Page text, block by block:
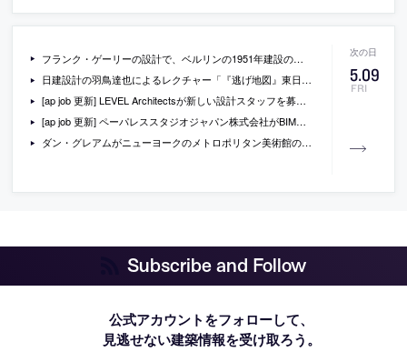
5.09
FRI
フランク・ゲーリーの設計で、ベルリンの1951年建設の建物内に作られる、バレンボイム・サイード音楽アカデミーの新しい音楽ホールの模型写真
日建設計の羽鳥達也によるレクチャー「『逃げ地図』東日本大震災をきっかけに開発され、Hondaのナビアプリにも搭載された地図とそのアイデアについて」の動画
[ap job 更新] LEVEL Architectsが新しい設計スタッフを募集中
[ap job 更新] ペーパレススタジオジャパン株式会社がBIMに関わる様々なスタッフを募集中
ダン・グレアムがニューヨークのメトロポリタン美術館の屋上で行っているインスタレーション作品の写真
Subscribe and Follow
公式アカウントをフォローして、
見逃せない建築情報を受け取ろう。